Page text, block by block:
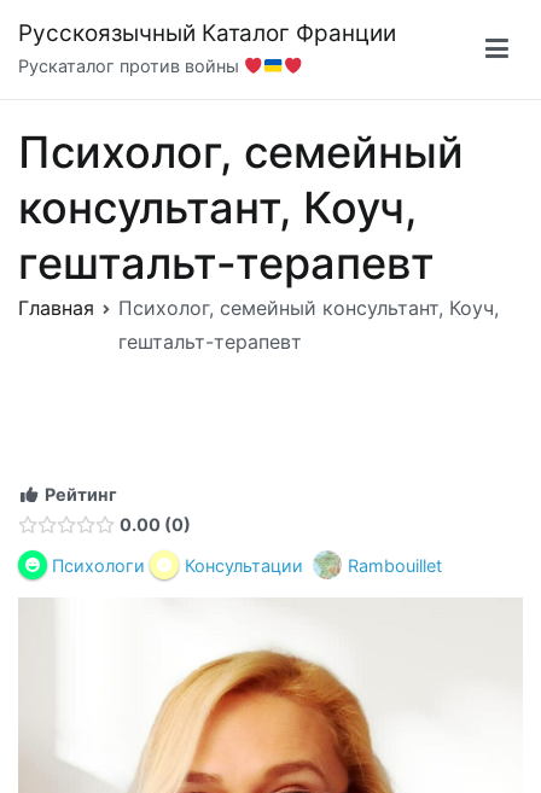
содержимому
Русскоязычный Каталог Франции
Рускаталог против войны
Психолог, семейный
консультант, Коуч,
гештальт-терапевт
Главная
Психолог, семейный консультант, Коуч,
гештальт-терапевт
Рейтинг
0.00 0
Психологи
Консультации Rambouillet